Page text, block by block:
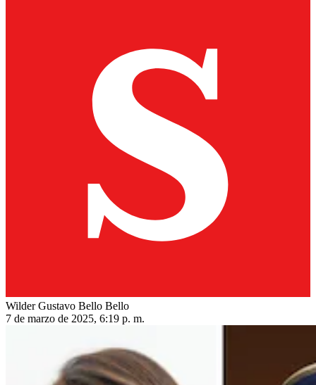
Wilder Gustavo Bello Bello
7 de marzo de 2025, 6:19 p. m.